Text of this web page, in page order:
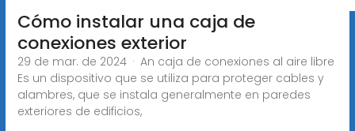
Cómo instalar una caja de
conexiones exterior
29 de mar. de 2024 · An caja de conexiones al aire libre
Es un dispositivo que se utiliza para proteger cables y
alambres, que se instala generalmente en paredes
exteriores de edificios,